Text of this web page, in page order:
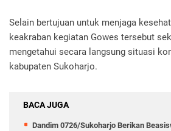
Selain bertujuan untuk menjaga
keakraban kegiatan Gowes tersebut
mengetahui secara langsung situasi
kabupaten Sukoharjo.
BACA JUGA
Dandim 0726/Sukoharjo Berikan